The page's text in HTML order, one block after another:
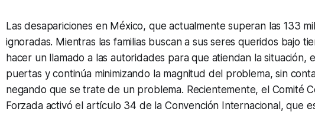
Las desapariciones en México, que actualmente superan las 133
ignoradas. Mientras las familias buscan a sus seres queridos bajo
hacer un llamado a las autoridades para que atiendan la situación,
puertas y continúa minimizando la magnitud del problema, sin
negando que se trate de un problema. Recientemente, el Comité
Forzada activó el artículo 34 de la Convención Internacional, que